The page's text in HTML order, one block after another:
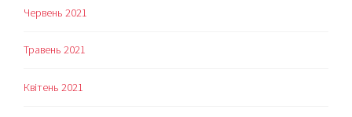
Червень 2021
Травень 2021
Квітень 2021